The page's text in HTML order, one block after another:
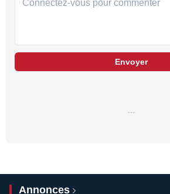
Envoyer
Annonces